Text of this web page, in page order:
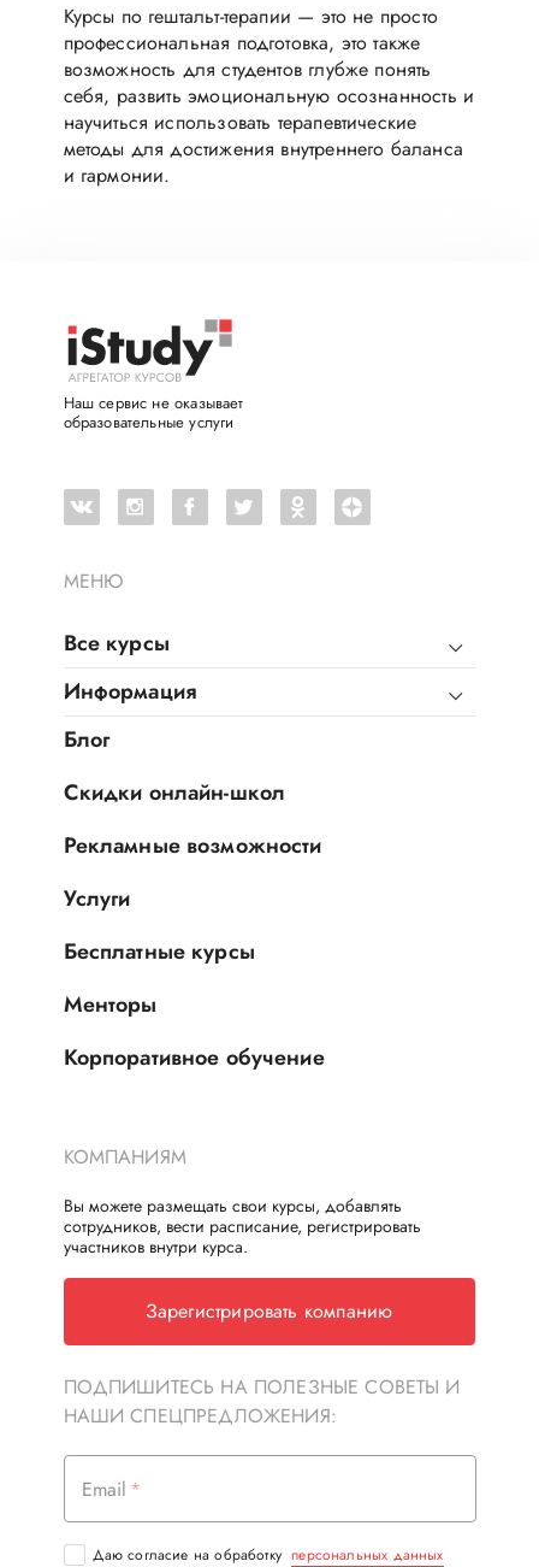
Курсы по гештальт-терапии — это не просто
профессиональная подготовка, это также
возможность для студентов глубже понять
себя, развить эмоциональную осознанность и
научиться использовать терапевтические
методы для достижения внутреннего баланса
и гармонии.
МЕНЮ
Все курсы
Информация
Блог
Скидки онлайн-школ
Рекламные возможности
Услуги
Бесплатные курсы
Менторы
Корпоративное обучение
Наш сервис не оказывает
образовательные услуги
КОМПАНИЯМ
Вы можете размещать свои курсы, добавлять
сотрудников, вести расписание, регистрировать
участников внутри курса.
Зарегистрировать компанию
ПОДПИШИТЕСЬ НА ПОЛЕЗНЫЕ СОВЕТЫ И
НАШИ СПЕЦПРЕДЛОЖЕНИЯ:
Email
Даю согласие на обработку персональных данных